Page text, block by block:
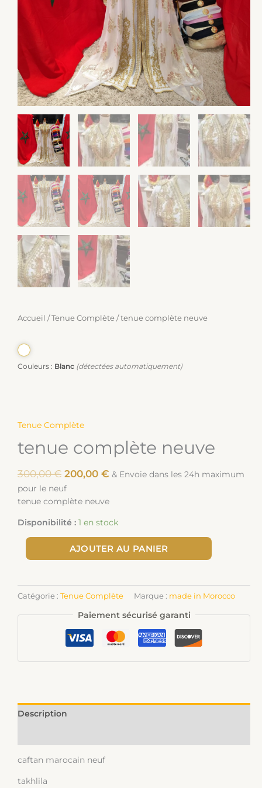
Accueil /Tenue Complète / tenue complète neuve
Couleurs : Blanc (détectées automatiquement)
Tenue Complète
tenue complète neuve
300,00€ 200,00 € & Envoie dans les 24h maximum
pour le neuf
tenue complète neuve
Disponibilité : 1 en stock
AJOUTER AU PANIER
Catégorie : Tenue Complète Marque : made in Morocco
Paiement sécurisé garanti
Description
caftan marocain neuf
takhlila